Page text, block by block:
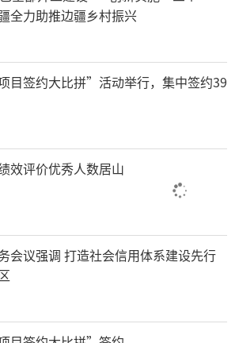
全力助推边疆乡村振兴
目签约大比拼”活动举行，集中签约39
效评价优秀人数居山
会议强调 打造社会信用体系建设先行